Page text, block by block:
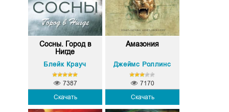
Сосны. Город в
Нигде
Блейк Крауч
Скачать
7387
Амазония
Джеймс Роллинс
Скачать
7170